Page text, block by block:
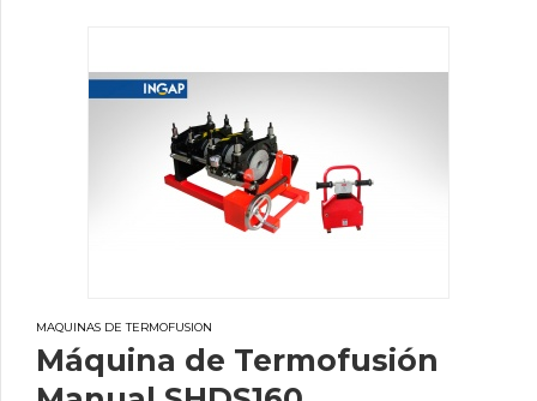
MAQUINAS DE TERMOFUSION
Máquina de Termofusión